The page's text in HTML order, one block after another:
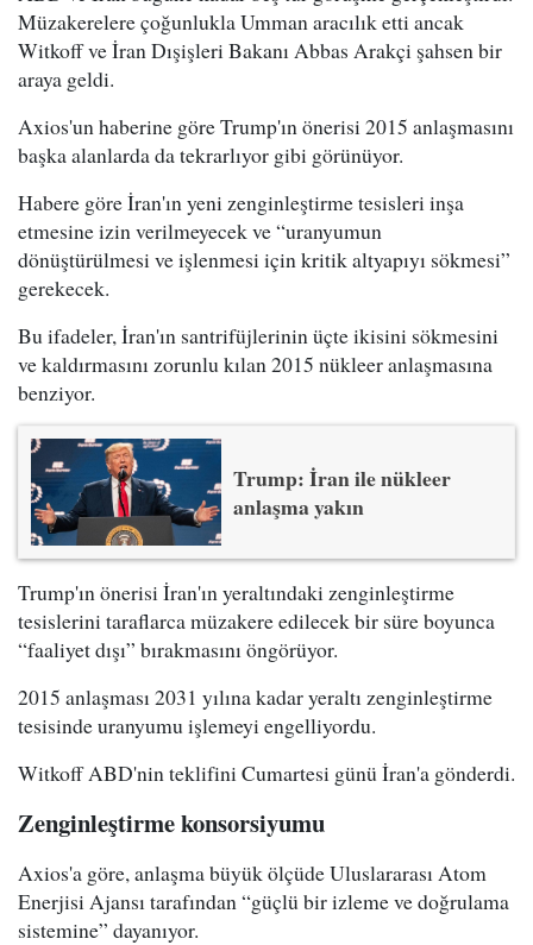
Müzakerelere çoğunlukla Umman aracılık etti ancak
Witkoff ve İran Dışişleri Bakanı Abbas Arakçi şahsen bir
araya geldi.
Axios'un haberine göre Trump'ın önerisi 2015 anlaşmasını
başka alanlarda da tekrarlıyor gibi görünüyor.
Habere göre İran'ın yeni zenginleştirme tesisleri inşa
etmesine izin verilmeyecek ve “uranyumun
dönüştürülmesi ve işlenmesi için kritik altyapıyı sökmesi”
gerekecek.
Bu ifadeler, İran'ın santrifüjlerinin üçte ikisini sökmesini
ve kaldırmasını zorunlu kılan 2015 nükleer anlaşmasına
benziyor.
Trump: İran ile nükleer
anlaşma yakın
Trump'ın önerisi İran'ın yeraltındaki zenginleştirme
tesislerini taraflarca müzakere edilecek bir süre boyunca
“faaliyet dışı” bırakmasını öngörüyor.
2015 anlaşması 2031 yılına kadar yeraltı zenginleştirme
tesisinde uranyumu işlemeyi engelliyordu.
Witkoff ABD'nin teklifini Cumartesi günü İran'a gönderdi.
Zenginleştirme konsorsiyumu
Axios'a göre, anlaşma büyük ölçüde Uluslararası Atom
Enerjisi Ajansı tarafından “güçlü bir izleme ve doğrulama
sistemine” dayanıyor.